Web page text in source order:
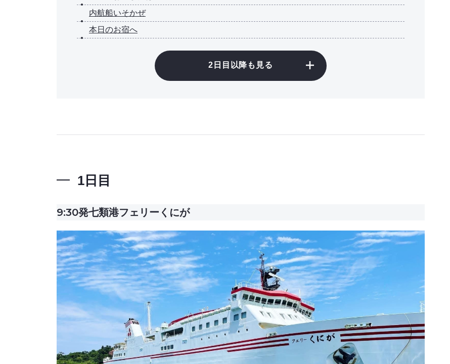
内航船いそかぜ
本日のお宿へ
2日目以降も見る
1日目
9:30発七類港フェリーくにが